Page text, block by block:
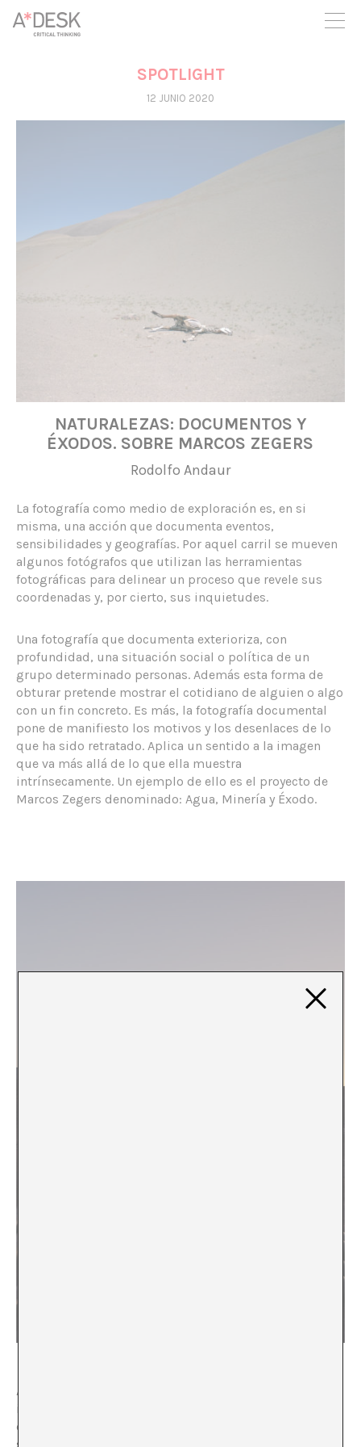
crees también en A*DESK seguimos necesitándote para poder
seguir adelante. Ahora puedes participar del proyecto y
apoyarlo.
SPOTLIGHT
12 JUNIO 2020
NATURALEZAS: DOCUMENTOS Y
ÉXODOS. SOBRE MARCOS ZEGERS
Rodolfo Andaur
La fotografía como medio de exploración es, en si
misma, una acción que documenta eventos,
sensibilidades y geografías. Por aquel carril se mueven
algunos fotógrafos que utilizan las herramientas
fotográficas para delinear un proceso que revele sus
coordenadas y, por cierto, sus inquietudes.
Una fotografía que documenta exterioriza, con
profundidad, una situación social o política de un
grupo determinado personas. Además esta forma de
obturar pretende mostrar el cotidiano de alguien o algo
con un fin concreto. Es más, la fotografía documental
pone de manifiesto los motivos y los desenlaces de lo
que ha sido retratado. Aplica un sentido a la imagen
que va más allá de lo que ella muestra
intrínsecamente. Un ejemplo de ello es el proyecto de
Marcos Zegers denominado: Agua, Minería y Éxodo.
A partir de estas fotografías él documenta, en primera
instancia, las huellas con las que el hombre ha marcado
el paisaje natural. Para este cometido ha tenido que
subir altas cumbres, bordear los acantilados costeros y